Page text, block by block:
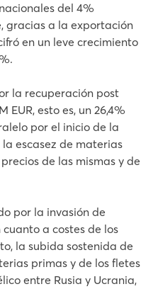
del 4%
gracias a la exportación
en un leve crecimiento
la recuperación post
esto es, un 26,4%
por el inicio de la
escasez de materias
de las mismas y de
por la invasión de
a costes de los
la subida sostenida de
primas y de los fletes
entre Rusia y Ucrania,